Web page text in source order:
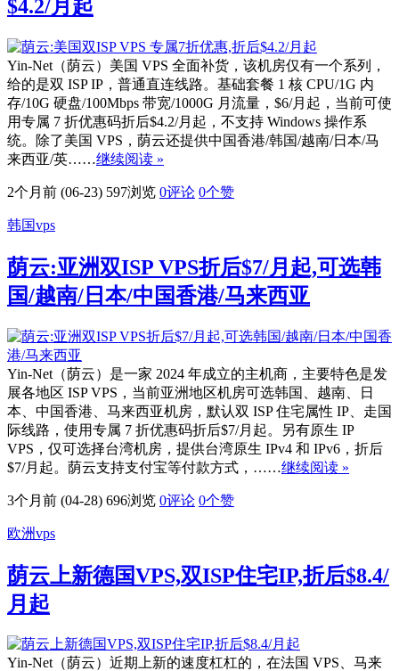
$4.2/月起
Yin-Net（荫云）美国 VPS 全面补货，该机房仅有一个系列，
给的是双 ISP IP，普通直连线路。基础套餐 1 核 CPU/1G 内
存/10G 硬盘/100Mbps 带宽/1000G 月流量，$6/月起，当前可使
用专属 7 折优惠码折后$4.2/月起，不支持 Windows 操作系
统。除了美国 VPS，荫云还提供中国香港/韩国/越南/日本/马
来西亚/英……继续阅读 »
2个月前 (06-23) 597浏览 0评论 0个赞
韩国vps
荫云:亚洲双ISP VPS折后$7/月起,可选韩
国/越南/日本/中国香港/马来西亚
Yin-Net（荫云）是一家 2024 年成立的主机商，主要特色是发
展各地区 ISP VPS，当前亚洲地区机房可选韩国、越南、日
本、中国香港、马来西亚机房，默认双 ISP 住宅属性 IP、走国
际线路，使用专属 7 折优惠码折后$7/月起。另有原生 IP
VPS，仅可选择台湾机房，提供台湾原生 IPv4 和 IPv6，折后
$7/月起。荫云支持支付宝等付款方式，……继续阅读 »
3个月前 (04-28) 696浏览 0评论 0个赞
欧洲vps
荫云上新德国VPS,双ISP住宅IP,折后$8.4/
月起
Yin-Net（荫云）近期上新的速度杠杠的，在法国 VPS、马来